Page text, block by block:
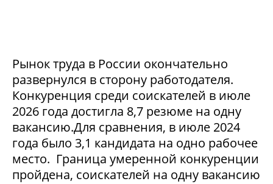
Рынок труда в России окончательно
развернулся в сторону работодателя.
Конкуренция среди соискателей в июле
2026 года достигла 8,7 резюме на одну
вакансию.Для сравнения, в июле 2024
года было 3,1 кандидата на одно рабочее
место. Граница умеренной конкуренции
пройдена, соискателей на одну вакансию